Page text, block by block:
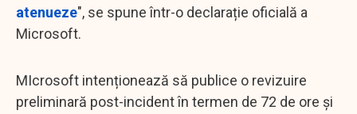
atenueze", se spune într-o declarație oficială a
Microsoft.
MIcrosoft intenționează să publice o revizuire
preliminară post-incident în termen de 72 de ore și